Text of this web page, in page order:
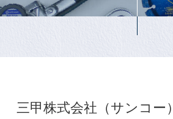
三甲株式会社（サンコー）